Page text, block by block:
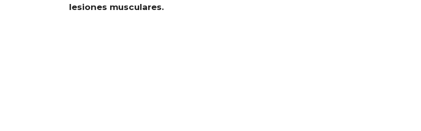
lesiones musculares.